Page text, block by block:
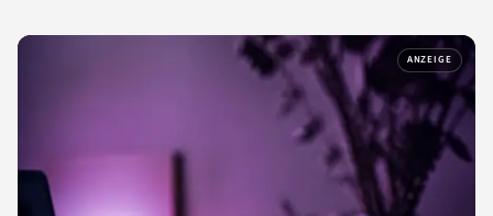
ANZEIGE